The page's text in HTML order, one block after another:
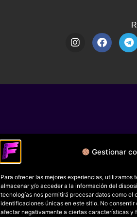
Gestionar
Para ofrecer las mejores experiencias, utilizamos
almacenar y/o acceder a la información del
tecnologías nos permitirá procesar datos como el
identificaciones únicas en este sitio. No
afectar negativamente a ciertas características y